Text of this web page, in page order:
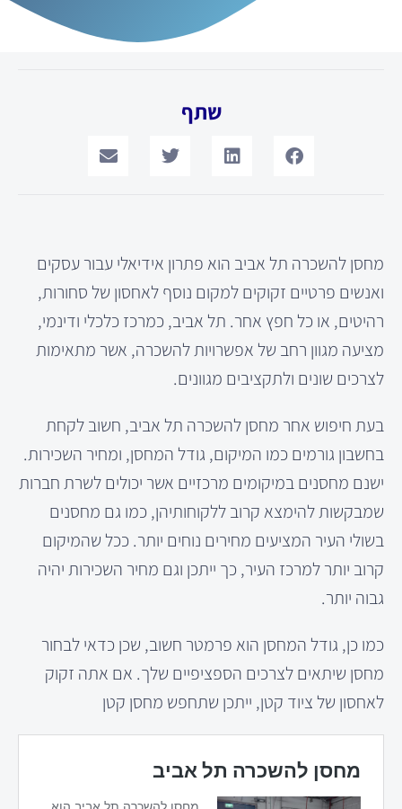
שתף
מחסן להשכרה תל אביב הוא פתרון אידיאלי עבור עסקים
ואנשים פרטיים זקוקים למקום נוסף לאחסון של סחורות,
רהיטים, או כל חפץ אחר. תל אביב, כמרכז כלכלי ודינמי,
מציעה מגוון רחב של אפשרויות להשכרה, אשר מתאימות
לצרכים שונים ולתקציבים מגוונים.
בעת חיפוש אחר מחסן להשכרה תל אביב, חשוב לקחת
בחשבון גורמים כמו המיקום, גודל המחסן, ומחיר השכירות.
ישנם מחסנים במיקומים מרכזיים אשר יכולים לשרת חברות
שמבקשות להימצא קרוב ללקוחותיהן, כמו גם מחסנים
בשולי העיר המציעים מחירים נוחים יותר. ככל שהמיקום
קרוב יותר למרכז העיר, כך ייתכן וגם מחיר השכירות יהיה
גבוה יותר.
כמו כן, גודל המחסן הוא פרמטר חשוב, שכן כדאי לבחור
מחסן שיתאים לצרכים הספציפיים שלך. אם אתה זקוק
לאחסון של ציוד קטן, ייתכן שתחפש מחסן קטן